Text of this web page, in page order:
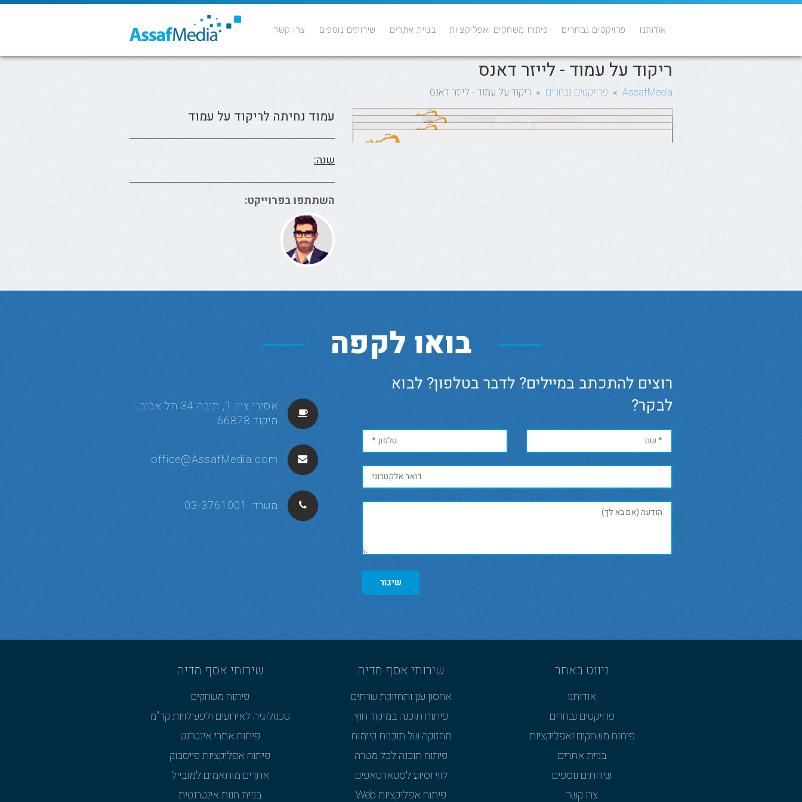
אודותנו פרויקטים נבחרים פיתוח משחקים ואפליקציות בניית אתרים שירותים נוספים צרו קשר
ריקוד על עמוד - לייזר דאנס
AssafMedia
» פרויקטים נבחרים » ריקוד על עמוד - לייזר דאנס
עמוד נחיתה לריקוד על עמוד
שנה:
השתתפו בפרוייקט:
בואו לקפה
אסירי ציון 1, תיבה 34 תל אביב.
מיקוד 66878
office@AssafMedia.com
משרד: 03-3761001
רוצים להתכתב במיילים? לדבר בטלפון? לבוא
לבקר?
שיגור
ניווט באתר
אודותנו
פרויקטים נבחרים
פיתוח משחקים ואפליקציות
בניית אתרים
שירותים נוספים
צרו קשר
שירותי אסף מדיה
אחסון ענן ותחזוקת שרתים
פיתוח תוכנה במיקור חוץ
תחזוקה של תוכנות קיימות
פיתוח תוכנה לכל מטרה
לווי וסיוע לסטארטאפים
פיתוח אפליקציות Web
שירותי אסף מדיה
פיתוח משחקים
טכנולוגיה לאירועים ולפעילויות קד"מ
פיתוח אתרי אינטרנט
פיתוח אפליקציות פייסבוק
אתרים מותאמים למובייל
בניית חנות אינטרנטית